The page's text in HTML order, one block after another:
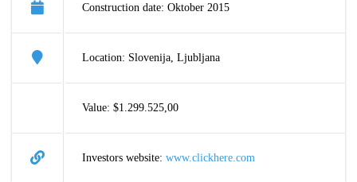
Construction date: Oktober 2015
Location: Slovenija, Ljubljana
Value: $1.299.525,00
Investors website: www.clickhere.com